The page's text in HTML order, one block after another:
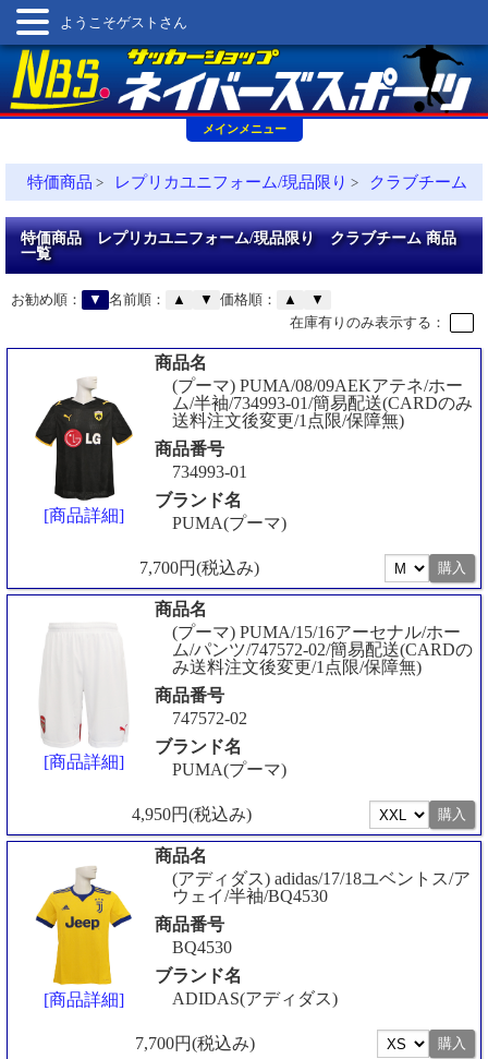
メインメニュー
ようこそゲストさん
特価商品 > レプリカユニフォーム/現品限り > クラブチーム
特価商品 レプリカユニフォーム/現品限り クラブチーム 商品
一覧
お勧め順： ▼ 名前順： ▲ ▼ 価格順： ▲
▼
在庫有りのみ表示する：
[商品詳細]
商品名
(プーマ) PUMA/08/09AEKアテネ/ホー
ム/半袖/734993-01/簡易配送(CARDのみ
送料注文後変更/1点限/保障無)
商品番号
734993-01
ブランド名
PUMA(プーマ)
7,700円(税込み)
[商品詳細]
商品名
(プーマ) PUMA/15/16アーセナル/ホー
ム/パンツ/747572-02/簡易配送(CARDの
み送料注文後変更/1点限/保障無)
商品番号
747572-02
ブランド名
PUMA(プーマ)
4,950円(税込み)
[商品詳細]
商品名
(アディダス) adidas/17/18ユベントス/ア
ウェイ/半袖/BQ4530
商品番号
BQ4530
ブランド名
ADIDAS(アディダス)
7,700円(税込み)